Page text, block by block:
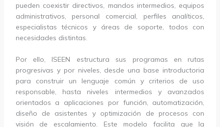
pueden coexistir directivos, mandos intermedios, equipos
administrativos, personal comercial, perfiles analíticos,
especialistas técnicos y áreas de soporte, todos con
necesidades distintas.
Por ello, ISEEN estructura sus programas en rutas
progresivas y por niveles, desde una base introductoria
para construir un lenguaje común y criterios de uso
responsable, hasta niveles intermedios y avanzados
orientados a aplicaciones por función, automatización,
diseño de asistentes y optimización de procesos con
visión de escalamiento. Este modelo facilita que la